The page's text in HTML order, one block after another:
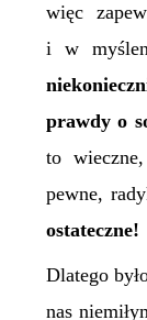
więc
i w
prawdy o
to
pewne,
ostateczne!
Dlatego
nas